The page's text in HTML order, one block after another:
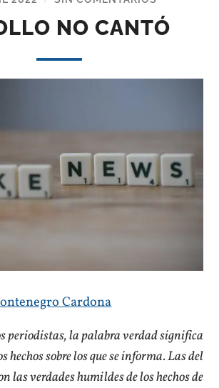
NO CANTÓ
Cardona
periodistas, la palabra verdad significa
hechos sobre los que se informa. Las del
las verdades humildes de los hechos de